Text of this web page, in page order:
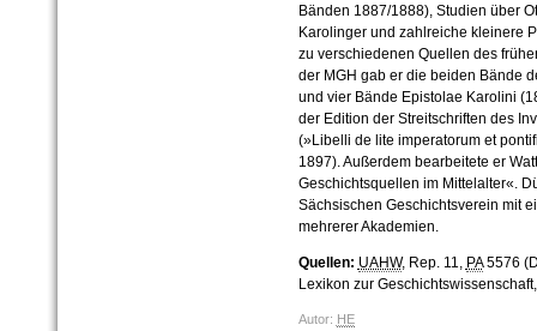
Bänden 1887/1888), Studien über
Karolinger und zahlreiche kleinere
zu verschiedenen Quellen des
der MGH gab er die beiden Bände
und vier Bände Epistolae Karolini
der Edition der Streitschriften des
(»Libelli de lite imperatorum et
1897). Außerdem bearbeitete er
Geschichtsquellen im Mittelalter«.
Sächsischen Geschichtsverein mit
mehrerer Akademien.
Quellen: UAHW, Rep. 11, PA5576
Lexikon zur
Autor: HE